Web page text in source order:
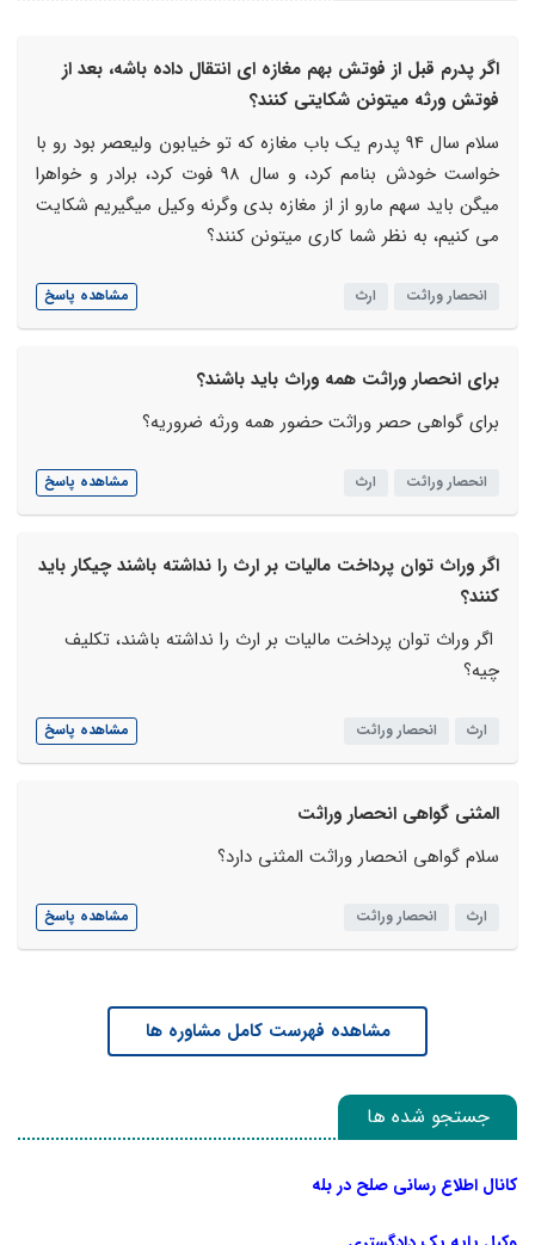
اگر پدرم قبل از فوتش بهم مغازه ای انتقال داده باشه، بعد از
فوتش ورثه میتونن شکایتی کنند؟
سلام سال 94 پدرم یک باب مغازه که تو خیابون ولیعصر بود رو با
خواست خودش بنامم کرد، و سال 98 فوت کرد، برادر و خواهرا
میگن باید سهم مارو از از مغازه بدی وگرنه وکیل میگیریم شکایت
می کنیم، به نظر شما کاری میتونن کنند؟
انحصار وراثت ارث مشاهده پاسخ
برای انحصار وراثت همه وراث باید باشند؟
برای گواهی حصر وراثت حضور همه ورثه ضروریه؟
انحصار وراثت ارث مشاهده پاسخ
اگر وراث توان پرداخت مالیات بر ارث را نداشته باشند چیکار باید
کنند؟
اگر وراث توان پرداخت مالیات بر ارث را نداشته باشند، تکلیف
چیه؟
ارث انحصار وراثت مشاهده پاسخ
المثنی گواهی انحصار وراثت
سلام گواهی انحصار وراثت المثنی دارد؟
ارث انحصار وراثت مشاهده پاسخ
مشاهده فهرست کامل مشاوره ها
جستجو شده ها
کانال اطلاع رسانی صلح در بله